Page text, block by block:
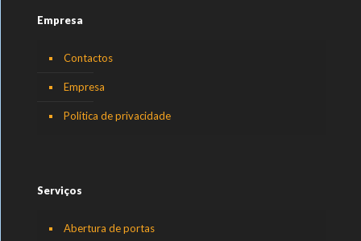
Empresa
Contactos
Empresa
Política de privacidade
Serviços
Abertura de portas